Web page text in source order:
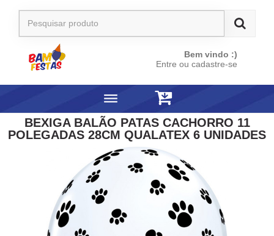
Bem vindo :)
Entre ou cadastre-se
BEXIGA BALÃO PATAS CACHORRO 11
POLEGADAS 28CM QUALATEX 6 UNIDADES